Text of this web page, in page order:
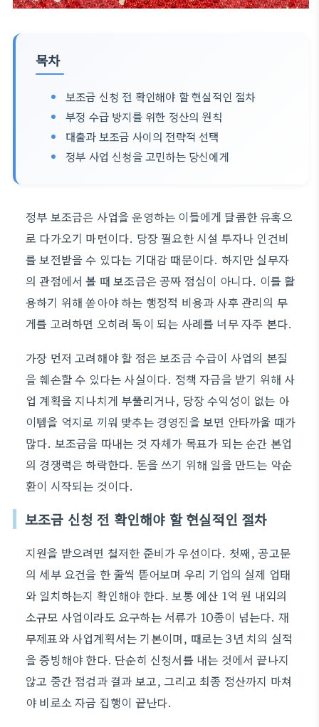
목차
보조금 신청 전 확인해야 할 현실적인 절차
부정 수급 방지를 위한 정산의 원칙
대출과 보조금 사이의 전략적 선택
정부 사업 신청을 고민하는 당신에게
정부 보조금은 사업을 운영하는 이들에게 달콤한 유혹으
로 다가오기 마련이다. 당장 필요한 시설 투자나 인건비
를 보전받을 수 있다는 기대감 때문이다. 하지만 실무자
의 관점에서 볼 때 보조금은 공짜 점심이 아니다. 이를 활
용하기 위해 쏟아야 하는 행정적 비용과 사후 관리의 무
게를 고려하면 오히려 독이 되는 사례를 너무 자주 본다.
가장 먼저 고려해야 할 점은 보조금 수급이 사업의 본질
을 훼손할 수 있다는 사실이다. 정책 자금을 받기 위해 사
업 계획을 지나치게 부풀리거나, 당장 수익성이 없는 아
이템을 억지로 끼워 맞추는 경영진을 보면 안타까울 때가
많다. 보조금을 따내는 것 자체가 목표가 되는 순간 본업
의 경쟁력은 하락한다. 돈을 쓰기 위해 일을 만드는 악순
환이 시작되는 것이다.
보조금 신청 전 확인해야 할 현실적인 절차
지원을 받으려면 철저한 준비가 우선이다. 첫째, 공고문
의 세부 요건을 한 줄씩 뜯어보며 우리 기업의 실제 업태
와 일치하는지 확인해야 한다. 보통 예산 1억 원 내외의
소규모 사업이라도 요구하는 서류가 10종이 넘는다. 재
무제표와 사업계획서는 기본이며, 때로는 3년 치의 실적
을 증빙해야 한다. 단순히 신청서를 내는 것에서 끝나지
않고 중간 점검과 결과 보고, 그리고 최종 정산까지 마쳐
야 비로소 자금 집행이 끝난다.